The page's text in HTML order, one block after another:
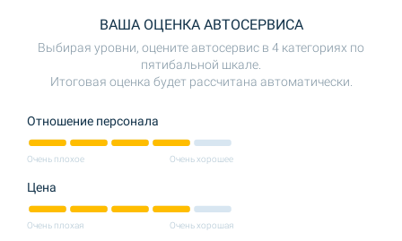
ВАША ОЦЕНКА АВТОСЕРВИСА
Выбирая уровни, оцените автосервис в 4 категориях по
пятибальной шкале.
Итоговая оценка будет рассчитана автоматически.
Отношение персонала
Очень плохое Очень хорошее
Цена
Очень плохая Очень хорошая